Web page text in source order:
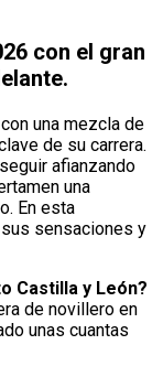
con el gran
una mezcla de
de su carrera.
afianzando
una
En esta
sensaciones y
Castilla y León?
de novillero en
unas cuantas